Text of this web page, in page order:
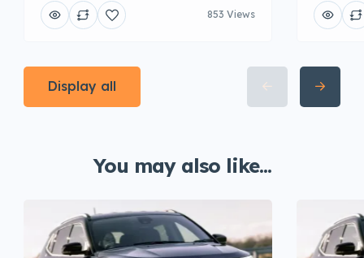
853 Views
Display all
You may also like...